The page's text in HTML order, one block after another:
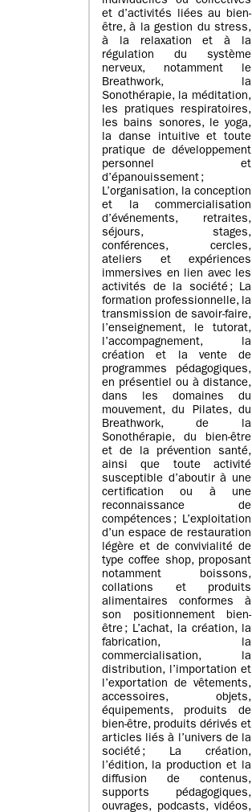
et d’activités liées au bien-
être, à la gestion du stress,
à la relaxation et à la
régulation du système
nerveux, notamment le
Breathwork, la
Sonothérapie, la méditation,
les pratiques respiratoires,
les bains sonores, le yoga,
la danse intuitive et toute
pratique de développement
personnel et
d’épanouissement ;
L’organisation, la conception
et la commercialisation
d’événements, retraites,
séjours, stages,
conférences, cercles,
ateliers et expériences
immersives en lien avec les
activités de la société ; La
formation professionnelle, la
transmission de savoir-faire,
l’enseignement, le tutorat,
l’accompagnement, la
création et la vente de
programmes pédagogiques,
en présentiel ou à distance,
dans les domaines du
mouvement, du Pilates, du
Breathwork, de la
Sonothérapie, du bien-être
et de la prévention santé,
ainsi que toute activité
susceptible d’aboutir à une
certification ou à une
reconnaissance de
compétences ; L’exploitation
d’un espace de restauration
légère et de convivialité de
type coffee shop, proposant
notamment boissons,
collations et produits
alimentaires conformes à
son positionnement bien-
être ; L’achat, la création, la
fabrication, la
commercialisation, la
distribution, l’importation et
l’exportation de vêtements,
accessoires, objets,
équipements, produits de
bien-être, produits dérivés et
articles liés à l’univers de la
société ; La création,
l’édition, la production et la
diffusion de contenus,
supports pédagogiques,
ouvrages, podcasts, vidéos,